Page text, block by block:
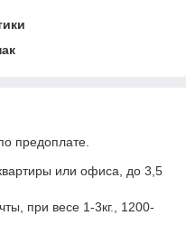
предоплате.
или офиса, до 3,5
при весе 1-3кг., 1200-